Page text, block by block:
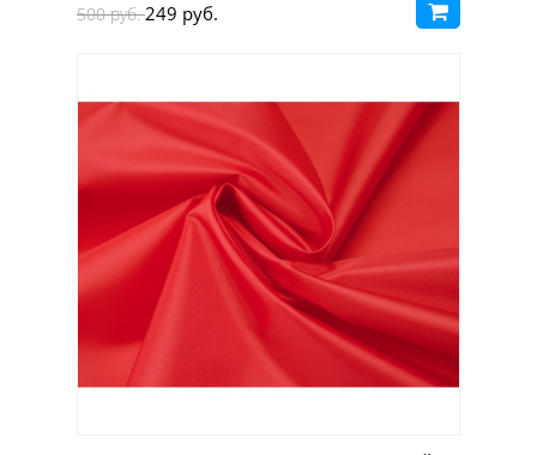
500 руб.249 руб.